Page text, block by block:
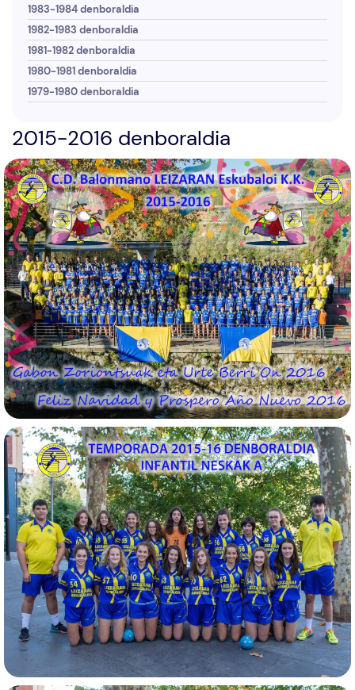
1983-1984 denboraldia
1982-1983 denboraldia
1981-1982 denboraldia
1980-1981 denboraldia
1979-1980 denboraldia
2015-2016 denboraldia